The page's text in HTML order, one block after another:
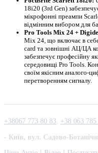
18i20 (3rd Gen)
мікрофонні преампи
відмінним вибором для
Pro Tools Mix 24 +
Mix 24, що включає в
card та зовнішні АЦ/ЦА
забезпечує професійну
середовищі Pro Tools.
своїм якісним аналого-
перетворенням сигналу.
+38067 773 80 83, +38 063
- Київ, вул. Садово-